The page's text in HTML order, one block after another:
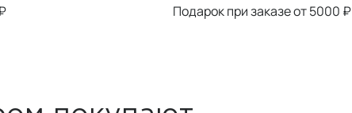
Подарок при заказе от 5000 ₽